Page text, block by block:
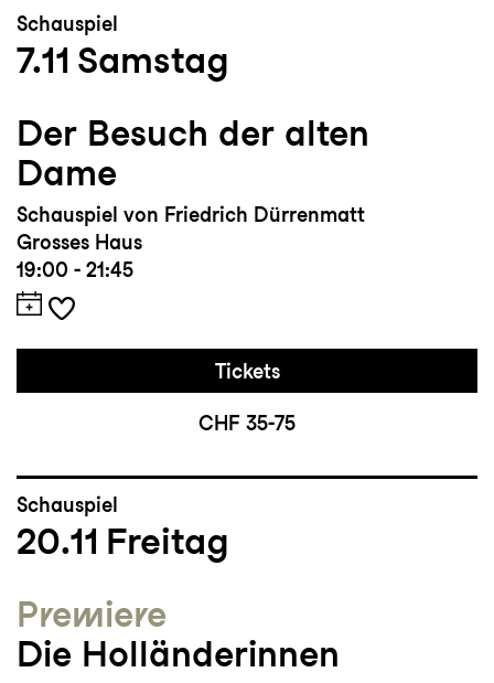
Schauspiel
7.11 Samstag
Der Besuch der alten
Dame
Schauspiel von Friedrich Dürrenmatt
Grosses Haus
19:00 - 21:45
Tickets
CHF 35-75
Schauspiel
20.11 Freitag
Premiere
Die Holländerinnen